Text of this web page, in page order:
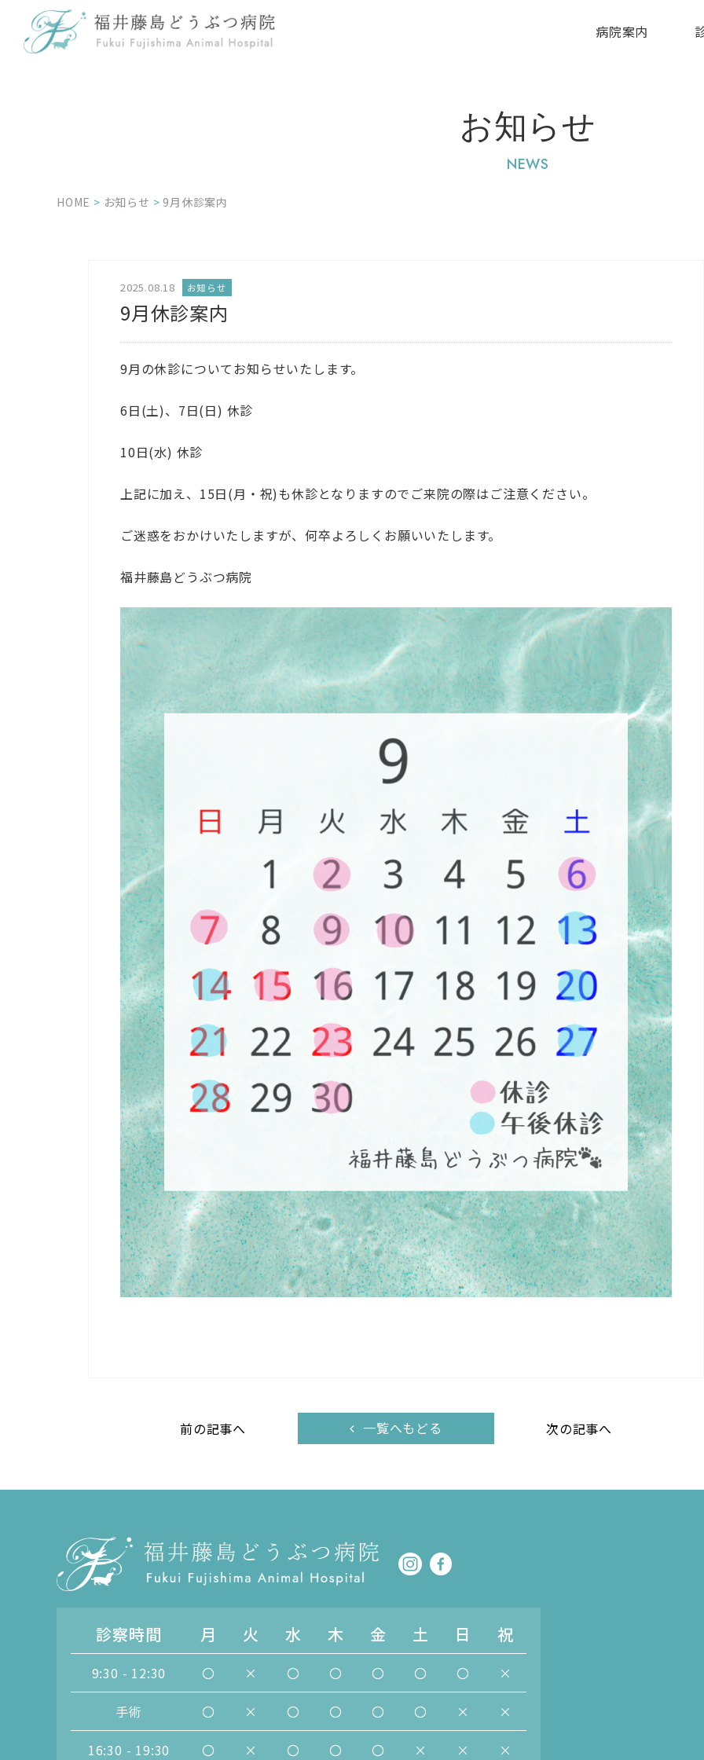
病院案内
お知らせ
NEWS
HOME > お知らせ > 9月休診案内
2025.08.18 お知らせ
9月休診案内
9月の休診についてお知らせいたします。
6日(土)、7日(日) 休診
10日(水) 休診
上記に加え、15日(月・祝)も休診となりますのでご来院の際はご注意ください。
ご迷惑をおかけいたしますが、何卒よろしくお願いいたします。
福井藤島どうぶつ病院
前の記事へ 次の記事へ
一覧へもどる
診察時間 月 火 水 木 金 土 日 祝
9:30 - 12:30 〇 × 〇 〇 〇 〇 〇 ×
手術 〇 × 〇 〇 〇 〇 × ×
16:30 - 19:30 〇 × 〇 〇 〇 × × ×